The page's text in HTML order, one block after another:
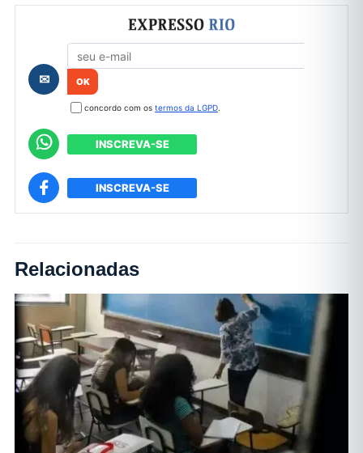
Formulário de cadastro
✉
concordo com os termos da LGPD.
INSCREVA-SE
INSCREVA-SE
Relacionadas